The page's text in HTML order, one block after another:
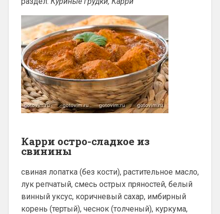
Карри остро-сладкое из
свинины
свиная лопатка (без кости), растительное масло,
лук репчатый, смесь острых пряностей, белый
винный уксус, коричневый сахар, имбирный
корень (тертый), чеснок (толченый), куркума,